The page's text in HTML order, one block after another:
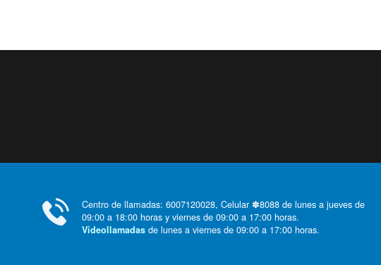
Centro de llamadas: 6007120028, Celular ✽8088 de lunes a jueves de
09:00 a 18:00 horas y viernes de 09:00 a 17:00 horas.
Videollamadas de lunes a viernes de 09:00 a 17:00 horas.